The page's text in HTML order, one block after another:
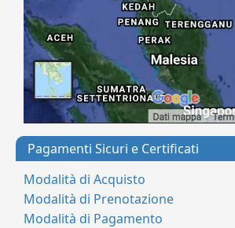
Pagamenti Sicuri e Certificati
Modalità di Acquisto
Modalità di Prenotazione
Modalità di Pagamento